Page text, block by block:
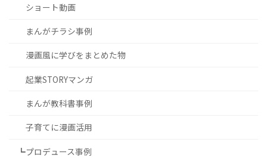
ショート動画
まんがチラシ事例
漫画風に学びをまとめた物
起業STORYマンガ
まんが教科書事例
子育てに漫画活用
┗プロデュース事例